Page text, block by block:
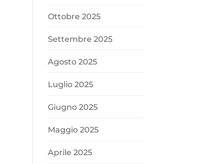
Ottobre 2025
Settembre 2025
Agosto 2025
Luglio 2025
Giugno 2025
Maggio 2025
Aprile 2025